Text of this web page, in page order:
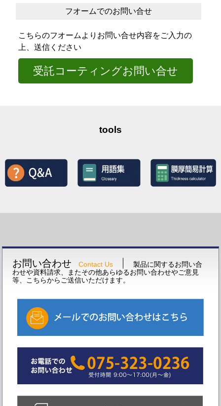
フオームでのお問い合せ
こちらのフオームよりお問い合せ内容をご入力の
上、送信ください
受託コーティングお問い合せ
tools
お問い合わせ Contact Us
製品に関するお問い合
わせや資料請求、またその他あらゆるお問い合わせやご意見
等、こちらからご送信いただけます。